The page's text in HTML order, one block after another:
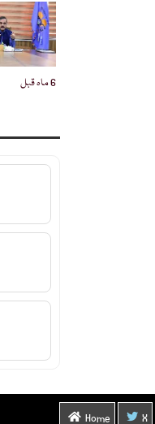
6 ماہ قبل
Home X